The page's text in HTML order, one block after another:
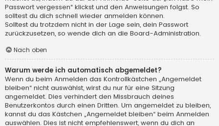
Passwort vergessen“ klickst und den Anweisungen folgst. So
solltest du dich schnell wieder anmelden können.
Solltest du trotzdem nicht in der Lage sein, dein Passwort
zurückzusetzen, so wende dich an die Board-Administration.
Nach oben
Warum werde ich automatisch abgemeldet?
Wenn du beim Anmelden das Kontrollkästchen „Angemeldet
bleiben“ nicht auswählst, wirst du nur für eine Sitzung
angemeldet. Dies verhindert den Missbrauch deines
Benutzerkontos durch einen Dritten. Um angemeldet zu bleiben,
kannst du das Kästchen „Angemeldet bleiben“ beim Anmelden
auswählen. Dies ist nicht empfehlenswert, wenn du dich an